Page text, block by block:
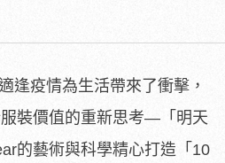
逢疫情為生活帶來了衝擊，
裝價值的重新思考—「明天
的藝術與科學精心打造「10